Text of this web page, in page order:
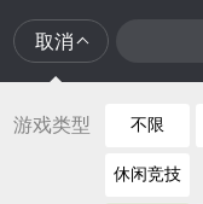
取消
游戏类型 不限
休闲竞技